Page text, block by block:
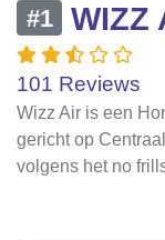
#1 WIZZ
101 Reviews
Wizz Air is een
gericht op
volgens het no